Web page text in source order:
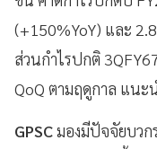
(+150%YoY) และ
ส่วนกำไรปกติ
QoQ ตามฤดูกาล แนะ
GPSCมองมีปัจจัยบวก